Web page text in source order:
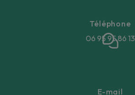
Téléphone
06 95 95 86 13
E-mail